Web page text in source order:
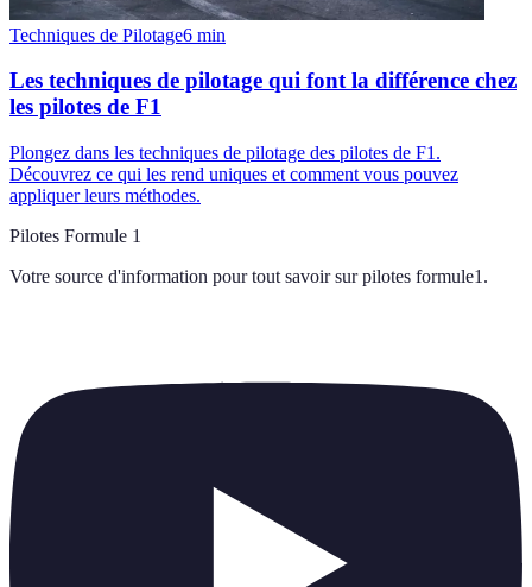
Techniques de Pilotage6 min
Les techniques de pilotage qui font la différence chez
les pilotes de F1
Plongez dans les techniques de pilotage des pilotes de F1.
Découvrez ce qui les rend uniques et comment vous pouvez
appliquer leurs méthodes.
Pilotes Formule 1
Votre source d'information pour tout savoir sur pilotes formule1 .